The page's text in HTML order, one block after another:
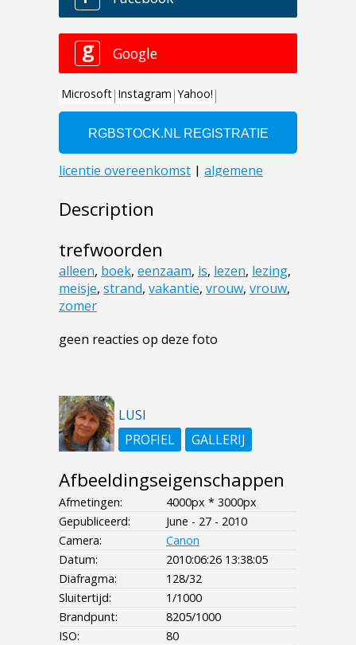
Description
trefwoorden
alleen, boek, eenzaam, is, lezen, lezing,
meisje, strand, vakantie, vrouw, vrouw,
zomer
geen reacties op deze foto
LUSI
PROFIEL
GALLERIJ
Afbeeldingseigenschappen
Afmetingen:
4000px * 3000px
Gepubliceerd:
June - 27 - 2010
Camera:
Canon
Datum:
2010:06:26 13:38:05
Diafragma:
128/32
Sluitertijd:
1/1000
Brandpunt:
8205/1000
ISO:
80